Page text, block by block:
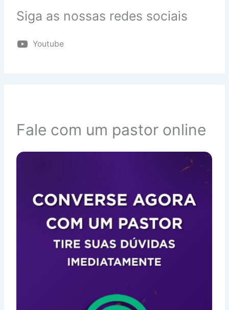
Siga as nossas redes sociais
Youtube
Fale com um pastor online